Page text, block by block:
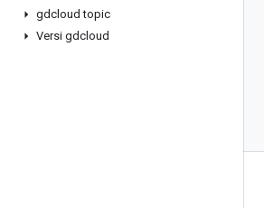
gdcloud topic
Versi gdcloud